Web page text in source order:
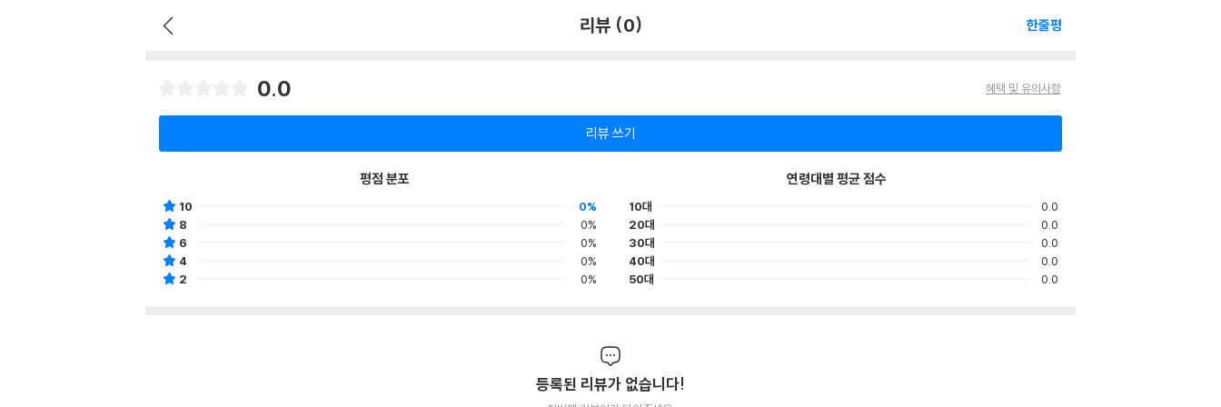
리뷰 (0) 한줄평
0.0 혜택 및 유의사항
리뷰 쓰기
평점 분포
10
0%
8
0%
6
0%
4
0%
2
0%
연령대별 평균 점수
10대
0.0
20대
0.0
30대
0.0
40대
0.0
50대
0.0
등록된 리뷰가 없습니다!